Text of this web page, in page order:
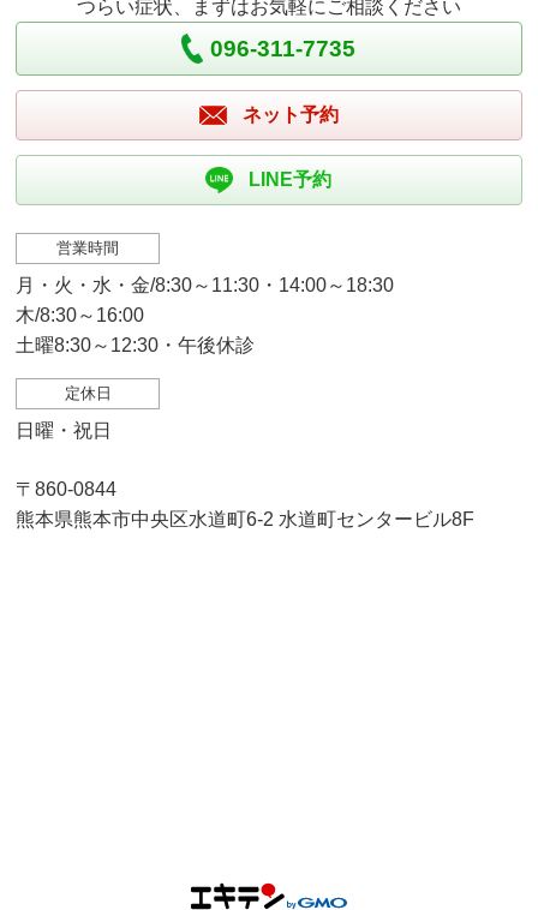
つらい症状、まずはお気軽にご相談ください
096-311-7735
ネット予約
LINE予約
営業時間
月・火・水・金/8:30～11:30・14:00～18:30
木/8:30～16:00
土曜8:30～12:30・午後休診
定休日
日曜・祝日
〒860-0844
熊本県熊本市中央区水道町6-2 水道町センタービル8F